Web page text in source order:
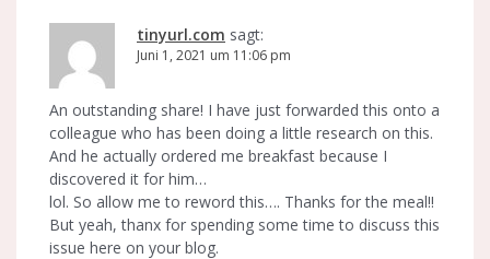
tinyurl.com sagt:
Juni 1, 2021 um 11:06 pm
An outstanding share! I have just forwarded this onto a
colleague who has been doing a little research on this.
And he actually ordered me breakfast because I
discovered it for him…
lol. So allow me to reword this…. Thanks for the meal!!
But yeah, thanx for spending some time to discuss this
issue here on your blog.